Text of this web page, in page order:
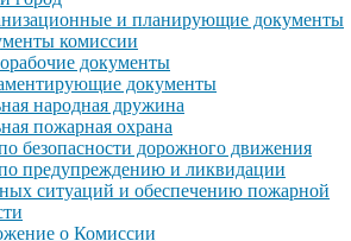
и планирующие документы
комиссии
документы
документы
народная дружина
пожарная охрана
безопасности дорожного движения
предупреждению и ликвидации
ситуаций и обеспечению пожарной
о Комиссии